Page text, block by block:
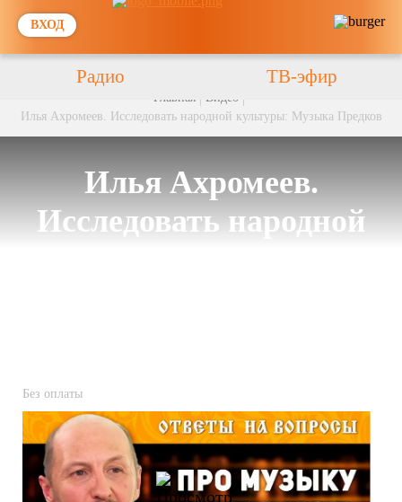
ВХОД
Радио ТВ-эфир
Главная
Видео
Илья Ахромеев. Исследовать народной культуры: Музыка Предков
Илья Ахромеев.
Исследовать народной
Без оплаты